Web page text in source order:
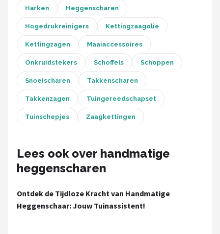
Harken Heggenscharen
Hogedrukreinigers Kettingzaagolie
Kettingzagen Maaiaccessoires
Onkruidstekers Schoffels Schoppen
Snoeischaren Takkenscharen
Takkenzagen Tuingereedschapset
Tuinschepjes Zaagkettingen
Lees ook over handmatige
heggenscharen
Ontdek de Tijdloze Kracht van Handmatige
Heggenschaar: Jouw Tuinassistent!